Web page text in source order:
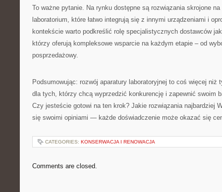
To ważne pytanie. Na rynku dostępne są rozwiązania skrojone
laboratorium, które łatwo integrują się z innymi urządzeniami i
kontekście warto podkreślić rolę specjalistycznych dostawców
którzy oferują kompleksowe wsparcie na każdym etapie – od
posprzedażowy.
Podsumowując: rozwój aparatury laboratoryjnej to coś więcej niż
dla tych, którzy chcą wyprzedzić konkurencję i zapewnić swoim
Czy jesteście gotowi na ten krok? Jakie rozwiązania najbardziej
się swoimi opiniami — każde doświadczenie może okazać się
CATEGORIES: KONSERWACJA I RENOWACJA
Comments are closed.